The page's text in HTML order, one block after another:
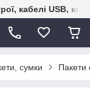
кабелі USB,
сумки Пакети